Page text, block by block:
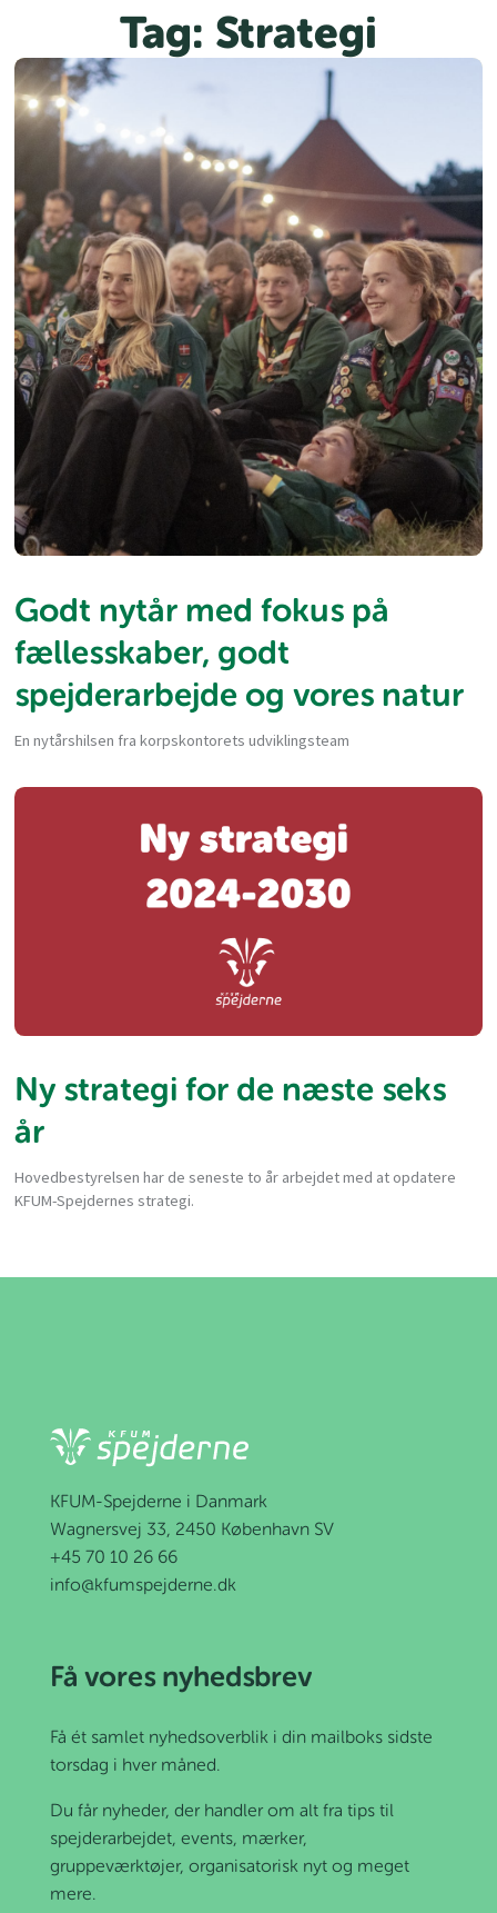
indhold
Tag: Strategi
Godt nytår med fokus på
fællesskaber, godt
spejderarbejde og vores natur
En nytårshilsen fra korpskontorets udviklingsteam
Ny strategi for de næste seks
år
Hovedbestyrelsen har de seneste to år arbejdet med at opdatere
KFUM-Spejdernes strategi.
KFUM-Spejderne i Danmark
Wagnersvej 33, 2450 København SV
+45 70 10 26 66
info@kfumspejderne.dk
Få vores nyhedsbrev
Få ét samlet nyhedsoverblik i din mailboks sidste
torsdag i hver måned.
Du får nyheder, der handler om alt fra tips til
spejderarbejdet, events, mærker,
gruppeværktøjer, organisatorisk nyt og meget
mere.